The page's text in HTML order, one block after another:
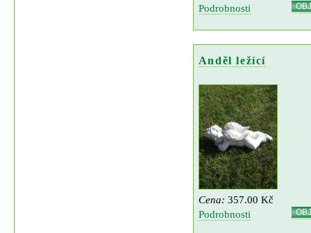
Podrobnosti
Anděl ležící
Cena: 357.00 Kč
Podrobnosti